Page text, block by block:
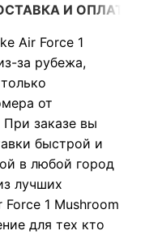
И ОПЛАТА
Air Force 1
за рубежа,
от
При заказе вы
быстрой и
в любой город
лучших
1 Mushroom
для тех кто